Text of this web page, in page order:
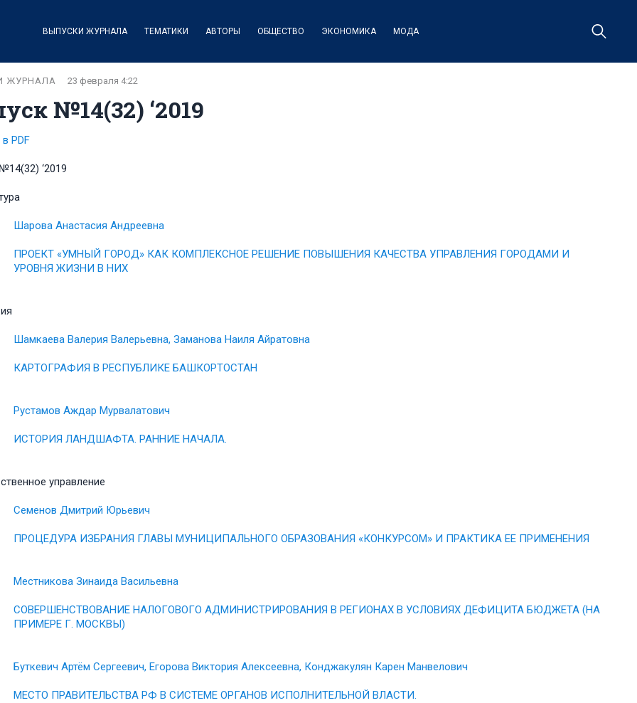
ВЫПУСКИ ЖУРНАЛА ТЕМАТИКИ АВТОРЫ ОБЩЕСТВО ЭКОНОМИКА МОДА
№14(32) ‘2019
ЖУРНАЛА 23 февраля 4:22
PDF
‘2019
Шарова Анастасия Андреевна
ПРОЕКТ «УМНЫЙ ГОРОД» КАК КОМПЛЕКСНОЕ РЕШЕНИЕ ПОВЫШЕНИЯ КАЧЕСТВА УПРАВЛЕНИЯ ГОРОДАМИ И
УРОВНЯ ЖИЗНИ В НИХ
Шамкаева Валерия Валерьевна, Заманова Наиля Айратовна
КАРТОГРАФИЯ В РЕСПУБЛИКЕ БАШКОРТОСТАН
Рустамов Аждар Мурвалатович
ИСТОРИЯ ЛАНДШАФТА. РАННИЕ НАЧАЛА.
управление
Семенов Дмитрий Юрьевич
ПРОЦЕДУРА ИЗБРАНИЯ ГЛАВЫ МУНИЦИПАЛЬНОГО ОБРАЗОВАНИЯ «КОНКУРСОМ» И ПРАКТИКА ЕЕ ПРИМЕНЕНИЯ
Местникова Зинаида Васильевна
СОВЕРШЕНСТВОВАНИЕ НАЛОГОВОГО АДМИНИСТРИРОВАНИЯ В РЕГИОНАХ В УСЛОВИЯХ ДЕФИЦИТА БЮДЖЕТА (НА
ПРИМЕРЕ Г. МОСКВЫ)
Буткевич Артём Сергеевич, Егорова Виктория Алексеевна, Конджакулян Карен Манвелович
МЕСТО ПРАВИТЕЛЬСТВА РФ В СИСТЕМЕ ОРГАНОВ ИСПОЛНИТЕЛЬНОЙ ВЛАСТИ.